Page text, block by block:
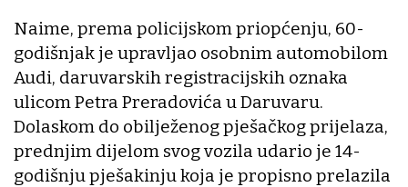
Naime, prema policijskom priopćenju, 60-
godišnjak je upravljao osobnim automobilom
Audi, daruvarskih registracijskih oznaka
ulicom Petra Preradovića u Daruvaru.
Dolaskom do obilježenog pješačkog prijelaza,
prednjim dijelom svog vozila udario je 14-
godišnju pješakinju koja je propisno prelazila